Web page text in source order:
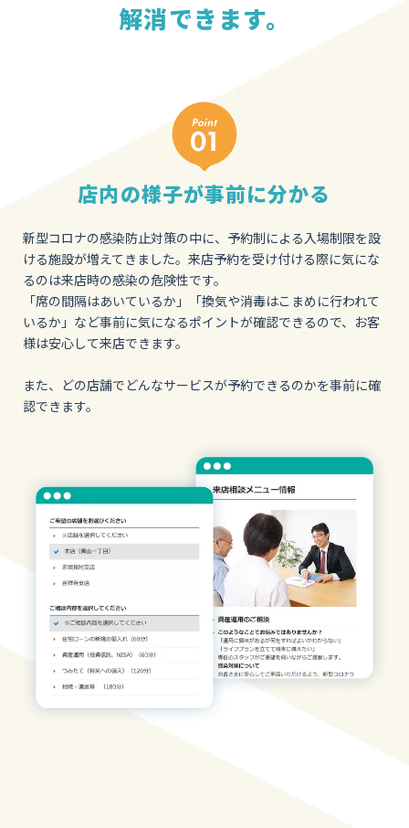
解消できます。
店内の様子が事前に分かる
新型コロナの感染防止対策の中に、予約制による入場制限を設
ける施設が増えてきました。来店予約を受け付ける際に気にな
るのは来店時の感染の危険性です。
「席の間隔はあいているか」「換気や消毒はこまめに行われて
いるか」など事前に気になるポイントが確認できるので、お客
様は安心して来店できます。
また、どの店舗でどんなサービスが予約できるのかを事前に確
認できます。